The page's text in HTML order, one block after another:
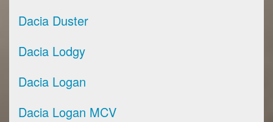
Dacia Duster
Dacia Lodgy
Dacia Logan
Dacia Logan MCV